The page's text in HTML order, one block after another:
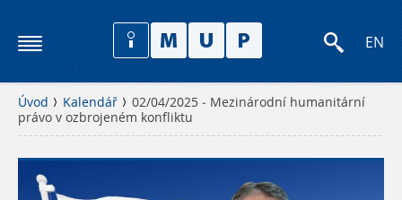
EN
Úvod Kalendář
02/04/2025 - Mezinárodní humanitární
právo v ozbrojeném konfliktu